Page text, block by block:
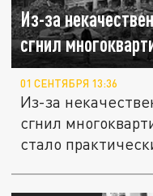
Из-за
сгнил
01 СЕНТЯБРЯ 13:36
Из-за
сгнил
стало